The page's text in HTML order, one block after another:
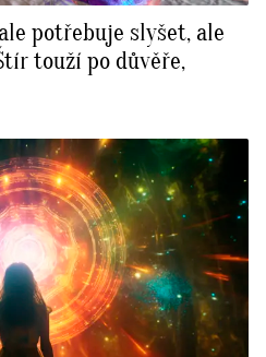
potřebuje slyšet, ale
touží po důvěře,